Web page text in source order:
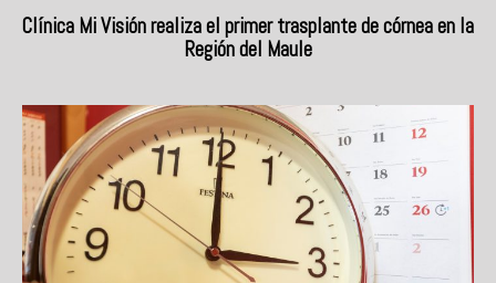
Clínica Mi Visión realiza el primer trasplante de córnea en la
Región del Maule